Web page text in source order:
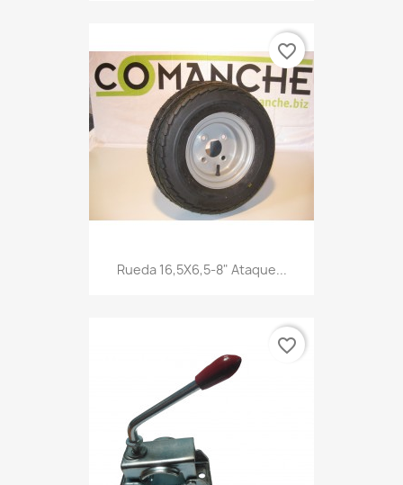
Rueda 16,5X6,5-8" Ataque...
favorite_border
favorite_border